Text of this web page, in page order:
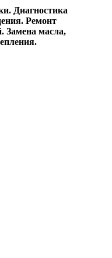
Диагностика
Ремонт
Замена масла,